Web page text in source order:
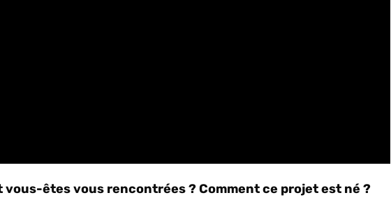
vous-êtes vous rencontrées ? Comment ce projet est né ?